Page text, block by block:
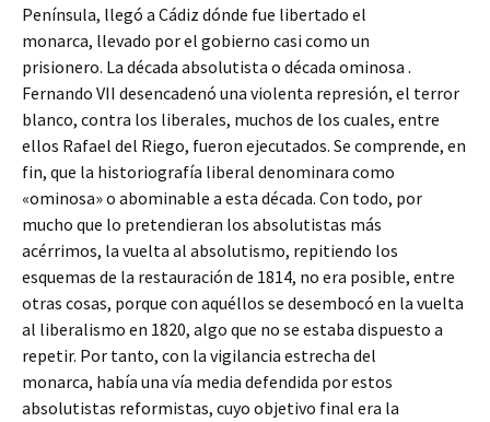
Península, llegó a Cádiz dónde fue libertado el
monarca, llevado por el gobierno casi como un
prisionero. La década absolutista o década ominosa .
Fernando VII desencadenó una violenta represión, el terror
blanco, contra los liberales, muchos de los cuales, entre
ellos Rafael del Riego, fueron ejecutados. Se comprende, en
fin, que la historiografía liberal denominara como
«ominosa» o abominable a esta década. Con todo, por
mucho que lo pretendieran los absolutistas más
acérrimos, la vuelta al absolutismo, repitiendo los
esquemas de la restauración de 1814, no era posible, entre
otras cosas, porque con aquéllos se desembocó en la vuelta
al liberalismo en 1820, algo que no se estaba dispuesto a
repetir. Por tanto, con la vigilancia estrecha del
monarca, había una vía media defendida por estos
absolutistas reformistas, cuyo objetivo final era la